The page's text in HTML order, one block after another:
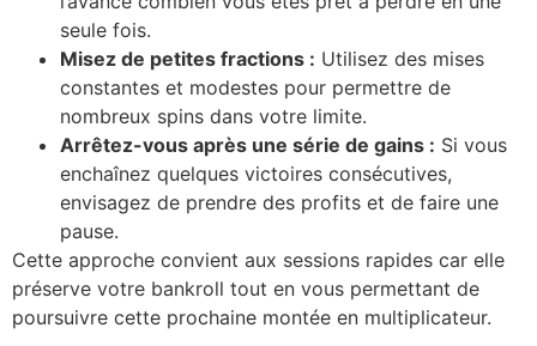
seule fois.
Misez de petites fractions : Utilisez des mises
constantes et modestes pour permettre de
nombreux spins dans votre limite.
Arrêtez-vous après une série de gains : Si vous
enchaînez quelques victoires consécutives,
envisagez de prendre des profits et de faire une
pause.
Cette approche convient aux sessions rapides car elle
préserve votre bankroll tout en vous permettant de
poursuivre cette prochaine montée en multiplicateur.